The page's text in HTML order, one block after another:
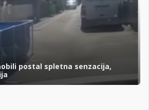
postal spletna senzacija,